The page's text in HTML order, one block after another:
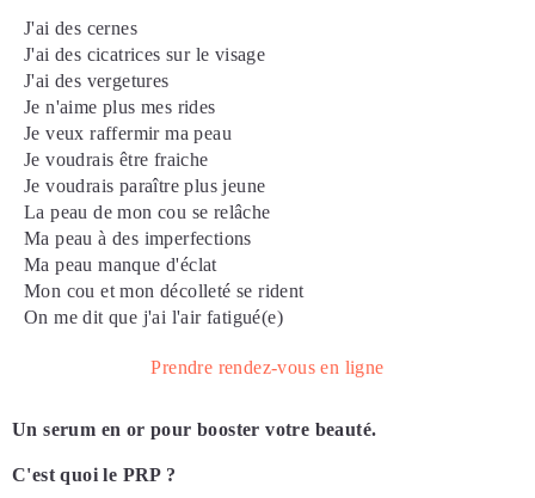
Un serum en or pour booster votre beauté.
C'est quoi le PRP ?
J'ai des cernes
J'ai des cicatrices sur le visage
J'ai des vergetures
Je n'aime plus mes rides
Je veux raffermir ma peau
Je voudrais être fraiche
Je voudrais paraître plus jeune
La peau de mon cou se relâche
Ma peau à des imperfections
Ma peau manque d'éclat
Mon cou et mon décolleté se rident
On me dit que j'ai l'air fatigué(e)
Prendre rendez-vous en ligne